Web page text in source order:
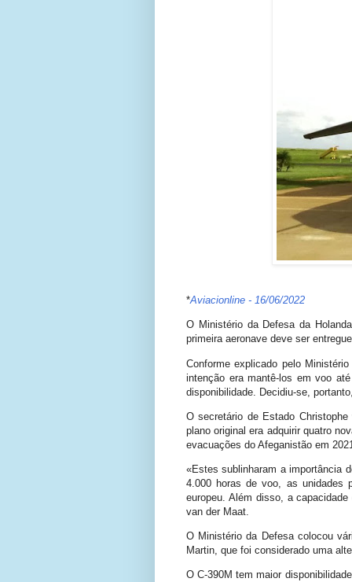
*Aviacionline - 16/06/2022
O Ministério da Defesa da
primeira aeronave deve ser
Conforme explicado pelo
intenção era mantê-los em voo
disponibilidade. Decidiu-se,
O secretário de Estado
plano original era adquirir quatro
evacuações do Afeganistão em
«Estes sublinharam a importância
4.000 horas de voo, as unidades
europeu. Além disso, a
van der Maat.
O Ministério da Defesa colocou
Martin, que foi considerado uma
O C-390M tem maior